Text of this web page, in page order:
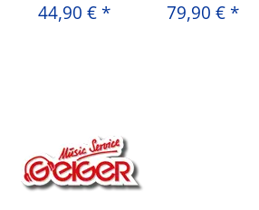
44,90 € * 79,90 € *